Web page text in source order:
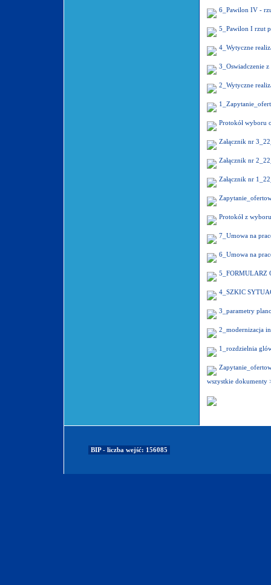
6_Pawilon IV -
5_Pawilon I rzut
4_Wytyczne
3_Oswiadczenie
2_Wytyczne
Protokół wyboru
Załącznik nr
Załącznik nr
Załącznik nr
Protokół z
7_Umowa na
6_Umowa na
5_FORMULARZ
4_SZKIC
3_parametry
2_modernizacja
1_rozdzielnia
wszystkie dokumenty
BIP - liczba wejść: 156085